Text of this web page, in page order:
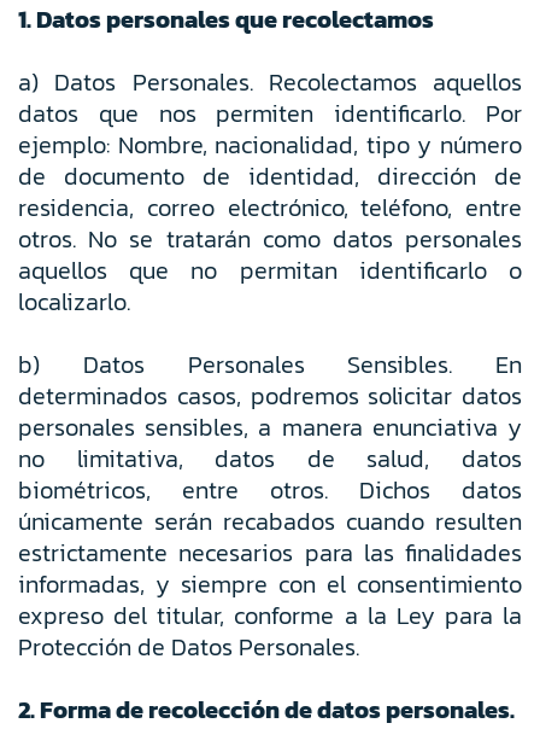
1. Datos personales que recolectamos
a) Datos Personales. Recolectamos aquellos
datos que nos permiten identificarlo. Por
ejemplo: Nombre, nacionalidad, tipo y número
de documento de identidad, dirección de
residencia, correo electrónico, teléfono, entre
otros. No se tratarán como datos personales
aquellos que no permitan identificarlo o
localizarlo.
b) Datos Personales Sensibles. En
determinados casos, podremos solicitar datos
personales sensibles, a manera enunciativa y
no limitativa, datos de salud, datos
biométricos, entre otros. Dichos datos
únicamente serán recabados cuando resulten
estrictamente necesarios para las finalidades
informadas, y siempre con el consentimiento
expreso del titular, conforme a la Ley para la
Protección de Datos Personales.
2. Forma de recolección de datos personales.